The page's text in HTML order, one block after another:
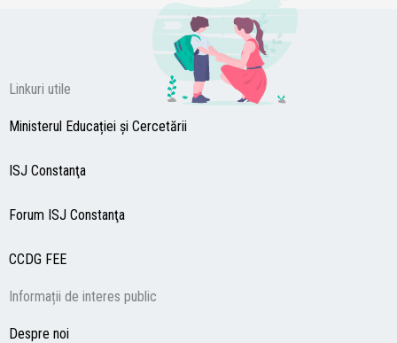
Linkuri utile
Ministerul Educației și Cercetării
ISJ Constanţa
Forum ISJ Constanţa
CCDG FEE
Informații de interes public
Despre noi